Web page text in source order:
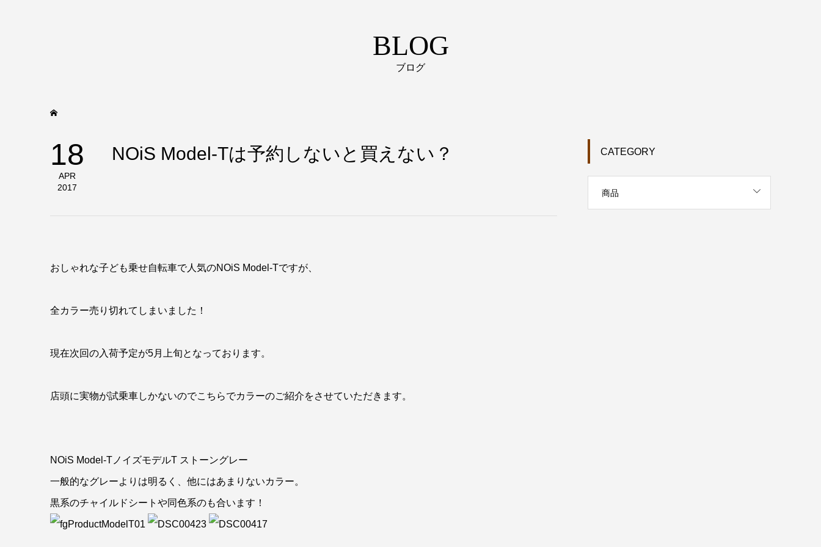
BLOG
ブログ
18
APR
2017
NOiS Model-Tは予約しないと買えない？
おしゃれな子ども乗せ自転車で人気のNOiS Model-Tですが、
全カラー売り切れてしまいました！
現在次回の入荷予定が5月上旬となっております。
店頭に実物が試乗車しかないのでこちらでカラーのご紹介をさせていただきます。
NOiS Model-TノイズモデルT ストーングレー
一般的なグレーよりは明るく、他にはあまりないカラー。
黒系のチャイルドシートや同色系のも合います！
CATEGORY
商品